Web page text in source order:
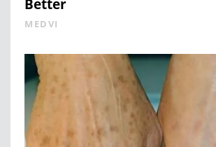
Better
MEDVI